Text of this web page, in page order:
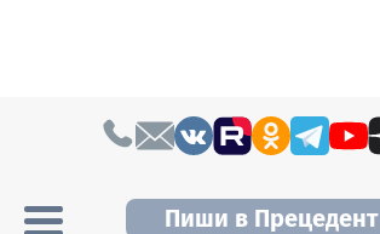
Пиши в Прецедент